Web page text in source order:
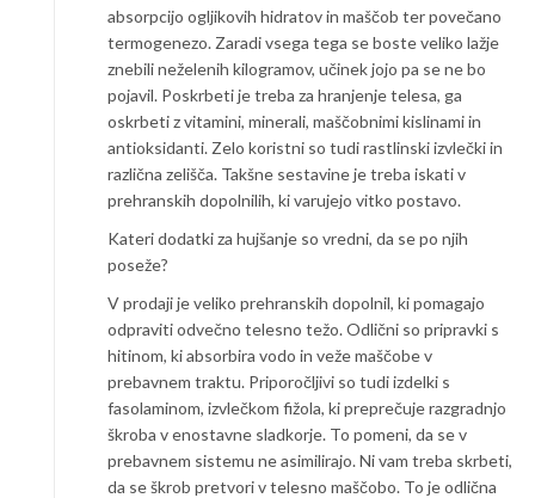
absorpcijo ogljikovih hidratov in maščob ter povečano
termogenezo. Zaradi vsega tega se boste veliko lažje
znebili neželenih kilogramov, učinek jojo pa se ne bo
pojavil. Poskrbeti je treba za hranjenje telesa, ga
oskrbeti z vitamini, minerali, maščobnimi kislinami in
antioksidanti. Zelo koristni so tudi rastlinski izvlečki in
različna zelišča. Takšne sestavine je treba iskati v
prehranskih dopolnilih, ki varujejo vitko postavo.
Kateri dodatki za hujšanje so vredni, da se po njih
poseže?
V prodaji je veliko prehranskih dopolnil, ki pomagajo
odpraviti odvečno telesno težo. Odlični so pripravki s
hitinom, ki absorbira vodo in veže maščobe v
prebavnem traktu. Priporočljivi so tudi izdelki s
fasolaminom, izvlečkom fižola, ki preprečuje razgradnjo
škroba v enostavne sladkorje. To pomeni, da se v
prebavnem sistemu ne asimilirajo. Ni vam treba skrbeti,
da se škrob pretvori v telesno maščobo. To je odlična